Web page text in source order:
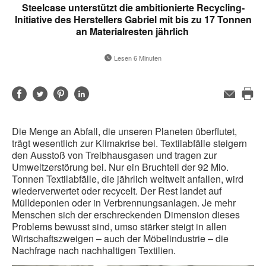
Steelcase unterstützt die ambitionierte Recycling-
Initiative des Herstellers Gabriel mit bis zu 17 Tonnen
an Materialresten jährlich
Lesen 6 Minuten
AufAufAufAuf
E-
Die Menge an Abfall, die unseren Planeten überflutet,
trägt wesentlich zur Klimakrise bei. Textilabfälle steigern
den Ausstoß von Treibhausgasen und tragen zur
Umweltzerstörung bei. Nur ein Bruchteil der 92 Mio.
Tonnen Textilabfälle, die jährlich weltweit anfallen, wird
wiederverwertet oder recycelt. Der Rest landet auf
Mülldeponien oder in Verbrennungsanlagen. Je mehr
Menschen sich der erschreckenden Dimension dieses
Problems bewusst sind, umso stärker steigt in allen
Wirtschaftszweigen – auch der Möbelindustrie – die
Nachfrage nach nachhaltigen Textilien.